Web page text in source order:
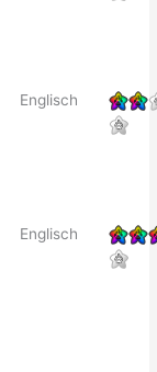
Englisch
Englisch